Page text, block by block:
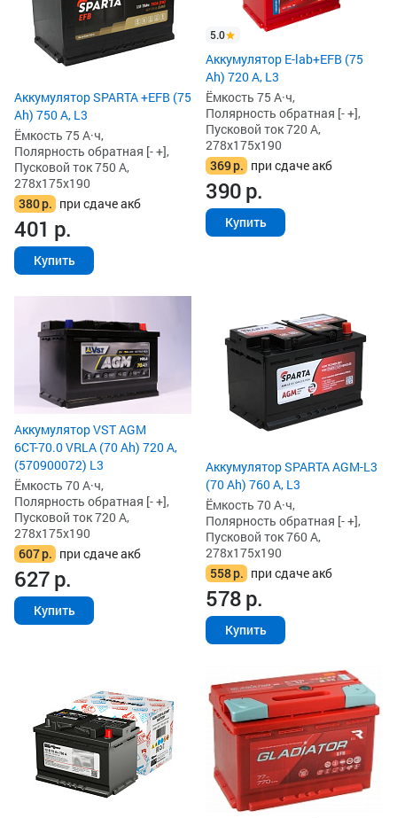
Аккумулятор SPARTA +EFB (75
Ah) 750 А, L3
Ёмкость 75 А·ч,
Полярность обратная [- +],
Пусковой ток 750 А,
278x175x190
380р. при сдаче акб
401 р.
Купить
5.0
Аккумулятор E-lab+EFB (75
Ah) 720 А, L3
Ёмкость 75 А·ч,
Полярность обратная [- +],
Пусковой ток 720 А,
278x175x190
369р. при сдаче акб
390р.
Купить
Аккумулятор VST AGM
6СТ-70.0 VRLA (70 Ah) 720 А,
(570900072) L3
Ёмкость 70 А·ч,
Полярность обратная [- +],
Пусковой ток 720 А,
278x175x190
607р. при сдаче акб
627р.
Купить
Аккумулятор SPARTA AGM-L3
(70 Ah) 760 А, L3
Ёмкость 70 А·ч,
Полярность обратная [- +],
Пусковой ток 760 А,
278x175x190
558р. при сдаче акб
578р.
Купить